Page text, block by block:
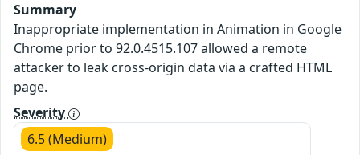
Summary
Inappropriate implementation in Animation in Google
Chrome prior to 92.0.4515.107 allowed a remote
attacker to leak cross-origin data via a crafted HTML
page.
Severity
6.5 (Medium)